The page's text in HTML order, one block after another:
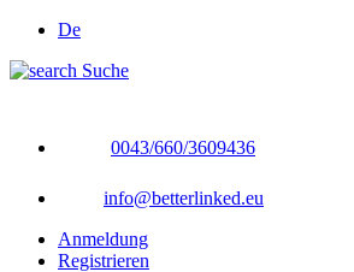
De
Suche
0043/660/3609436
info@betterlinked.eu
Anmeldung
Registrieren